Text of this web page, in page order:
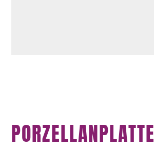
PORZELLANPLATTE